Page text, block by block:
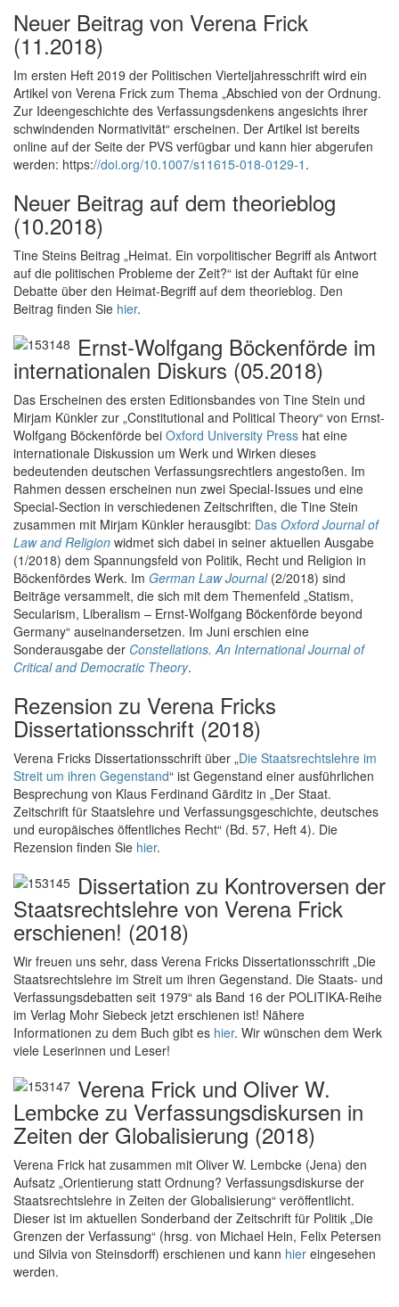
Neuer Beitrag von Verena Frick
(11.2018)
Im ersten Heft 2019 der Politischen Vierteljahresschrift wird ein
Artikel von Verena Frick zum Thema „Abschied von der Ordnung.
Zur Ideengeschichte des Verfassungsdenkens angesichts ihrer
schwindenden Normativität“ erscheinen. Der Artikel ist bereits
online auf der Seite der PVS verfügbar und kann hier abgerufen
werden: https://doi.org/10.1007/s11615-018-0129-1 .
Neuer Beitrag auf dem theorieblog
(10.2018)
Tine Steins Beitrag „Heimat. Ein vorpolitischer Begriff als Antwort
auf die politischen Probleme der Zeit?“ ist der Auftakt für eine
Debatte über den Heimat-Begriff auf dem theorieblog. Den
Beitrag finden Sie hier.
Ernst-Wolfgang Böckenförde im
internationalen Diskurs (05.2018)
Das Erscheinen des ersten Editionsbandes von Tine Stein und
Mirjam Künkler zur „Constitutional and Political Theory“ von Ernst-
Wolfgang Böckenförde bei Oxford University Press hat eine
internationale Diskussion um Werk und Wirken dieses
bedeutenden deutschen Verfassungsrechtlers angestoßen. Im
Rahmen dessen erscheinen nun zwei Special-Issues und eine
Special-Section in verschiedenen Zeitschriften, die Tine Stein
zusammen mit Mirjam Künkler herausgibt: Das Oxford Journal of
Law and Religion widmet sich dabei in seiner aktuellen Ausgabe
(1/2018) dem Spannungsfeld von Politik, Recht und Religion in
Böckenfördes Werk. Im German Law Journal(2/2018) sind
Beiträge versammelt, die sich mit dem Themenfeld „Statism,
Secularism, Liberalism – Ernst-Wolfgang Böckenförde beyond
Germany“ auseinandersetzen. Im Juni erschien eine
Sonderausgabe der Constellations. An International Journal of
Critical and Democratic Theory.
Rezension zu Verena Fricks
Dissertationsschrift (2018)
Verena Fricks Dissertationsschrift über „Die Staatsrechtslehre im
Streit um ihren Gegenstand“ ist Gegenstand einer ausführlichen
Besprechung von Klaus Ferdinand Gärditz in „Der Staat.
Zeitschrift für Staatslehre und Verfassungsgeschichte, deutsches
und europäisches öffentliches Recht“ (Bd. 57, Heft 4). Die
Rezension finden Sie hier.
Dissertation zu Kontroversen der
Staatsrechtslehre von Verena Frick
erschienen! (2018)
Wir freuen uns sehr, dass Verena Fricks Dissertationsschrift „Die
Staatsrechtslehre im Streit um ihren Gegenstand. Die Staats- und
Verfassungsdebatten seit 1979“ als Band 16 der POLITIKA-Reihe
im Verlag Mohr Siebeck jetzt erschienen ist! Nähere
Informationen zu dem Buch gibt es hier. Wir wünschen dem Werk
viele Leserinnen und Leser!
Verena Frick und Oliver W.
Lembcke zu Verfassungsdiskursen in
Zeiten der Globalisierung (2018)
Verena Frick hat zusammen mit Oliver W. Lembcke (Jena) den
Aufsatz „Orientierung statt Ordnung? Verfassungsdiskurse der
Staatsrechtslehre in Zeiten der Globalisierung“ veröffentlicht.
Dieser ist im aktuellen Sonderband der Zeitschrift für Politik „Die
Grenzen der Verfassung“ (hrsg. von Michael Hein, Felix Petersen
und Silvia von Steinsdorff) erschienen und kann hier eingesehen
werden.